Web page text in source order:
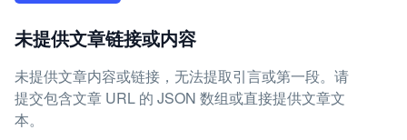
未提供文章链接或内容
未提供文章内容或链接，无法提取引言或第一段。请
提交包含文章 URL 的 JSON 数组或直接提供文章文
本。